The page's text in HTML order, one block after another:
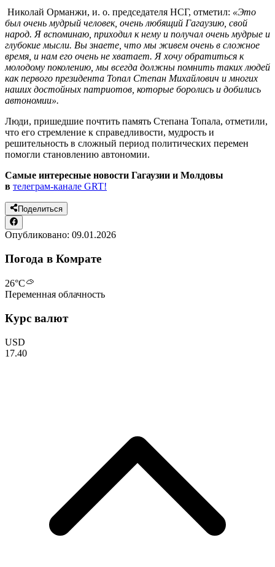
Николай Орманжи, и. о. председателя НСГ, отметил: «Это
был очень мудрый человек, очень любящий Гагаузию, свой
народ. Я вспоминаю, приходил к нему и получал очень мудрые и
глубокие мысли. Вы знаете, что мы живем очень в сложное
время, и нам его очень не хватает. Я хочу обратиться к
молодому поколению, мы всегда должны помнить таких людей
как первого президента Топал Степан Михайлович и многих
наших достойных патриотов, которые боролись и добились
автономии».
Люди, пришедшие почтить память Степана Топала, отметили,
что его стремление к справедливости, мудрость и
решительность в сложный период политических перемен
помогли становлению автономии.
Самые интересные новости Гагаузии и Молдовы
в телеграм-канале GRT!
Поделиться
Опубликовано: 09.01.2026
Погода в Комрате
26°C
Переменная облачность
Курс валют
USD
17.40